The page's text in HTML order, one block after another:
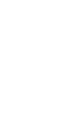
comercial, etc.